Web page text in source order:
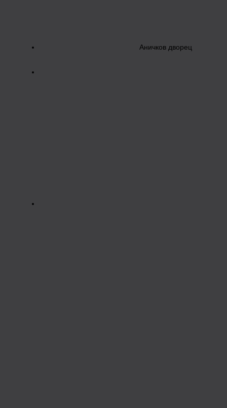
Аничков дворец